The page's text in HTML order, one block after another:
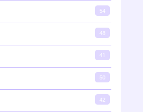
54
48
41
50
42